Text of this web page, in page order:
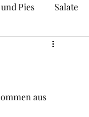
Pies Salate
aus